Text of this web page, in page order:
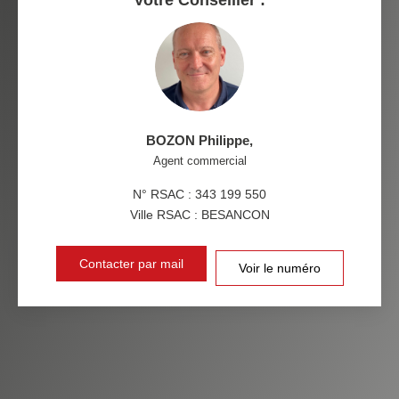
BOZON Philippe,
Agent commercial
N° RSAC : 343 199 550
Ville RSAC : BESANCON
Contacter par mail Voir le numéro